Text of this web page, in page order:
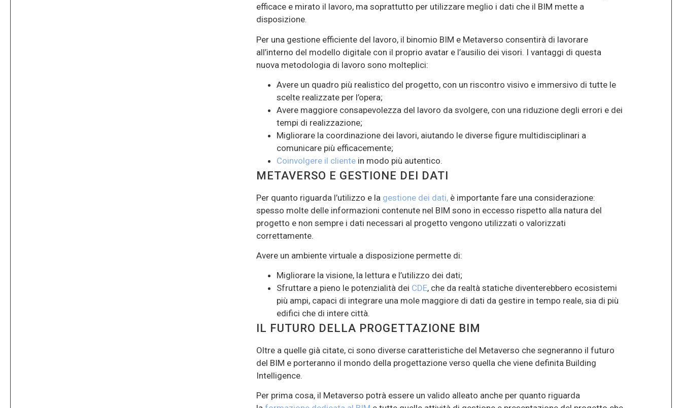
efficace e mirato il lavoro, ma soprattutto per utilizzare meglio i dati che il BIM mette a
disposizione.
Per una gestione efficiente del lavoro, il binomio BIM e Metaverso consentirà di lavorare
all’interno del modello digitale con il proprio avatar e l’ausilio dei visori. I vantaggi di questa
nuova metodologia di lavoro sono molteplici:
Avere un quadro più realistico del progetto, con un riscontro visivo e immersivo di tutte le
scelte realizzate per l’opera;
Avere maggiore consapevolezza del lavoro da svolgere, con una riduzione degli errori e dei
tempi di realizzazione;
Migliorare la coordinazione dei lavori, aiutando le diverse figure multidisciplinari a
comunicare più efficacemente;
Coinvolgere il clientein modo più autentico.
METAVERSO E GESTIONE DEI DATI
Per quanto riguarda l’utilizzo e la gestione dei dati,è importante fare una considerazione:
spesso molte delle informazioni contenute nel BIM sono in eccesso rispetto alla natura del
progetto e non sempre i dati necessari al progetto vengono utilizzati o valorizzati
correttamente.
Avere un ambiente virtuale a disposizione permette di:
Migliorare la visione, la lettura e l’utilizzo dei dati;
Sfruttare a pieno le potenzialità dei CDE, che da realtà statiche diventerebbero ecosistemi
più ampi, capaci di integrare una mole maggiore di dati da gestire in tempo reale, sia di più
edifici che di intere città.
IL FUTURO DELLA PROGETTAZIONE BIM
Oltre a quelle già citate, ci sono diverse caratteristiche del Metaverso che segneranno il futuro
del BIM e porteranno il mondo della progettazione verso quella che viene definita Building
Intelligence.
Per prima cosa, il Metaverso potrà essere un valido alleato anche per quanto riguarda